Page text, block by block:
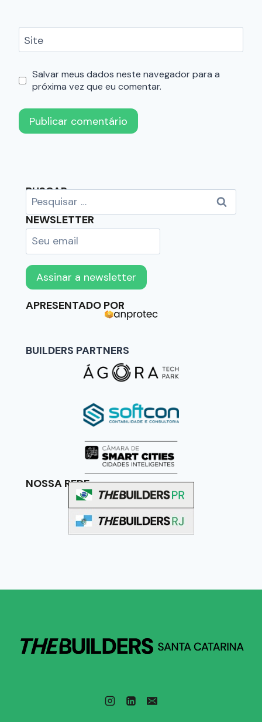
Site
Salvar meus dados neste navegador para a
próxima vez que eu comentar.
BUSCAR
NEWSLETTER
APRESENTADO POR
BUILDERS PARTNERS
NOSSA REDE